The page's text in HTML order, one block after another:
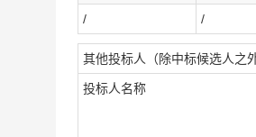
/ /
其他投标人（除中标候选人之
投标人名称